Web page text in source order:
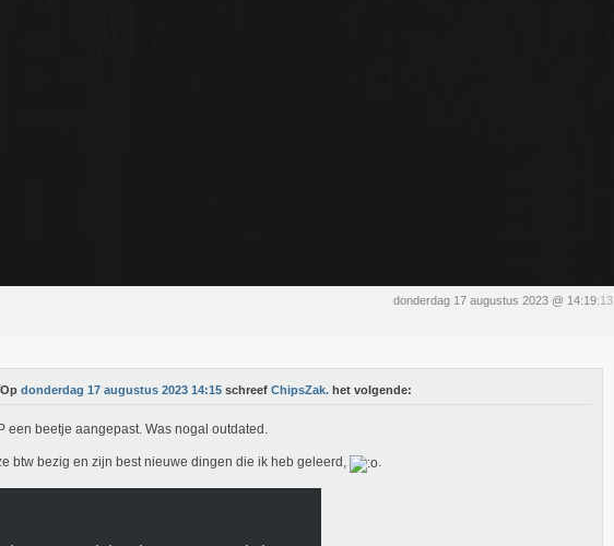
donderdag 17 augustus 2023 @ 14:19:13
Op donderdag 17 augustus 2023 14:15 schreef ChipsZak. het volgende:
een beetje aangepast. Was nogal outdated.
btw bezig en zijn best nieuwe dingen die ik heb geleerd, .